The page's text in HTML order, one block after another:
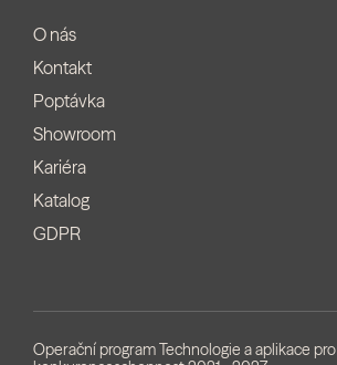
O nás
Kontakt
Poptávka
Showroom
Kariéra
Katalog
GDPR
Operační program Technologie a aplikace pro